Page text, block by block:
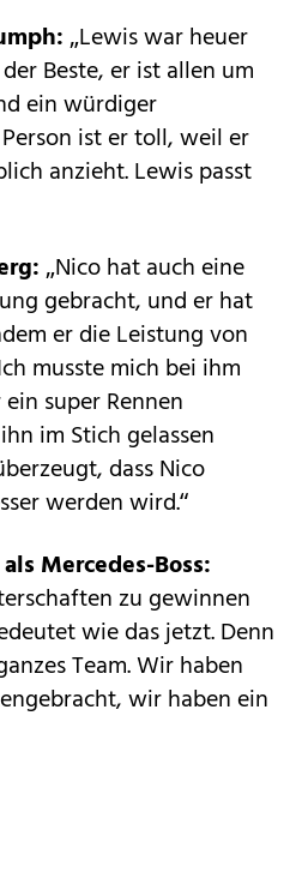
„Lewis war heuer
Beste, er ist allen um
ein würdiger
ist er toll, weil er
anzieht. Lewis passt
„Nico hat auch eine
gebracht, und er hat
er die Leistung von
musste mich bei ihm
super Rennen
im Stich gelassen
dass Nico
werden wird.“
Mercedes-Boss:
zu gewinnen
wie das jetzt. Denn
Team. Wir haben
wir haben ein